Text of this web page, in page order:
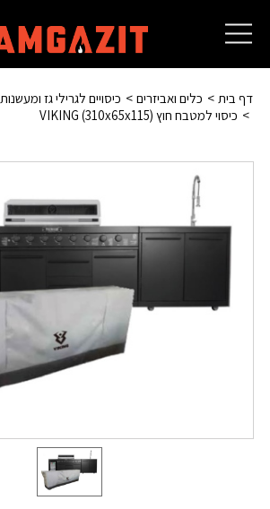
Toggle
navigation
דף בית כלים ואביזרים
כיסויים לגרילי גז ומעשנות
כיסוי למטבח חוץ (310x65x115) VIKING